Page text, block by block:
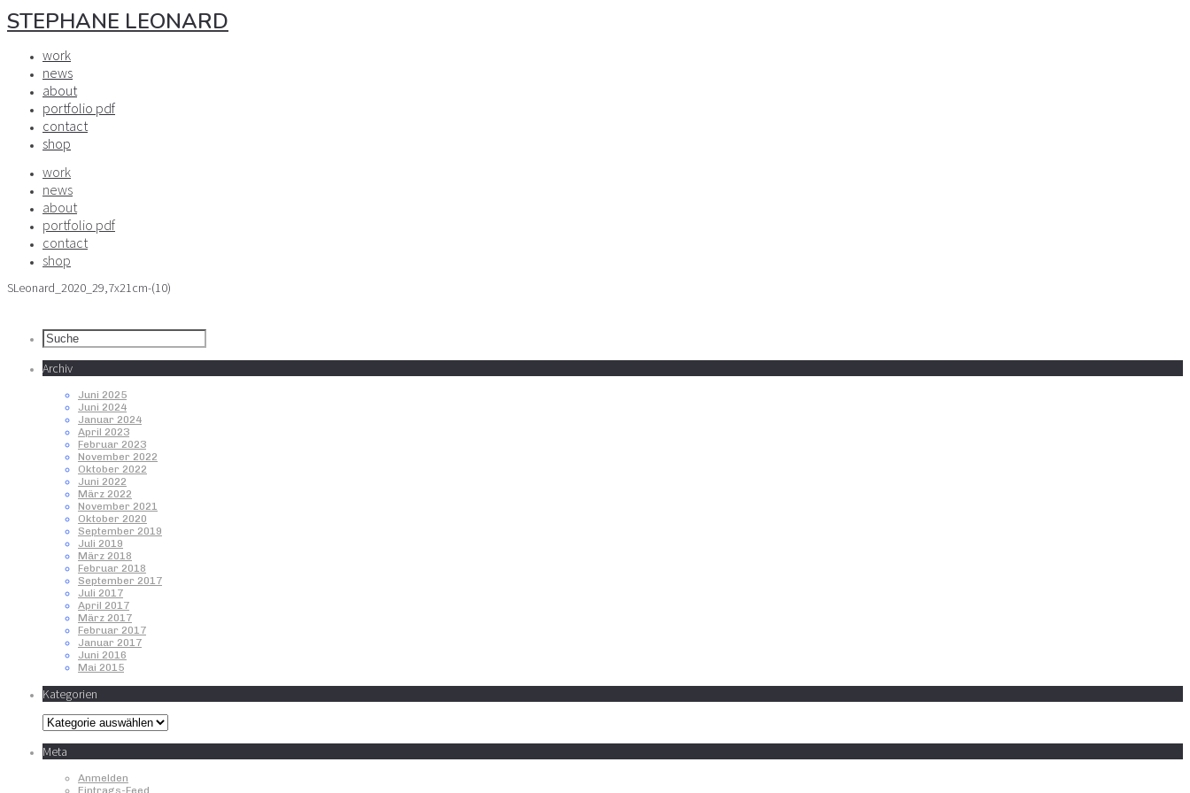
STEPHANE LEONARD
work
news
about
portfolio pdf
contact
shop
work
news
about
portfolio pdf
contact
shop
SLeonard_2020_29,7x21cm-(10)
Archiv
Juni 2025
Juni 2024
Januar 2024
April 2023
Februar 2023
November 2022
Oktober 2022
Juni 2022
März 2022
November 2021
Oktober 2020
September 2019
Juli 2019
März 2018
Februar 2018
September 2017
Juli 2017
April 2017
März 2017
Februar 2017
Januar 2017
Juni 2016
Mai 2015
Kategorien
Kategorien
Meta
Anmelden
Eintrags-Feed